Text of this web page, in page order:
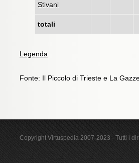
Stivani
totali
Legenda
Fonte: Il Piccolo di Trieste e La
Copyright Virtuspedia 2007-2023 - Tutti i